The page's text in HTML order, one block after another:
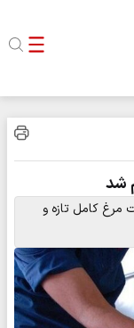
شد
مرغ کامل تازه و